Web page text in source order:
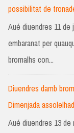
possibilitat de
Aué diuendres 11
embaranat per
bromalhs con...
Diuendres damb
Dimenjada
Aué diuendres 13